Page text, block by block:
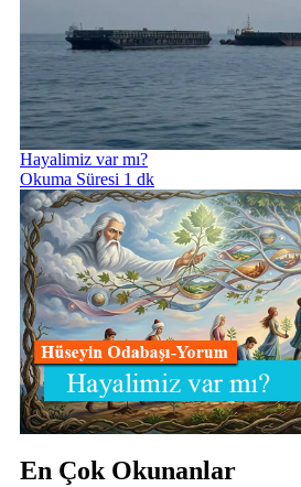
Hayalimiz var mı?
Okuma Süresi 1 dk
En Çok Okunanlar